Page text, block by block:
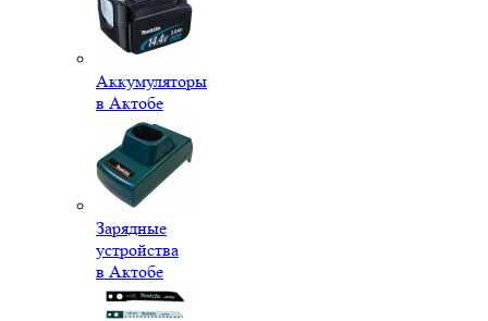
Аккумуляторы
в Актобе
Зарядные
устройства
в Актобе